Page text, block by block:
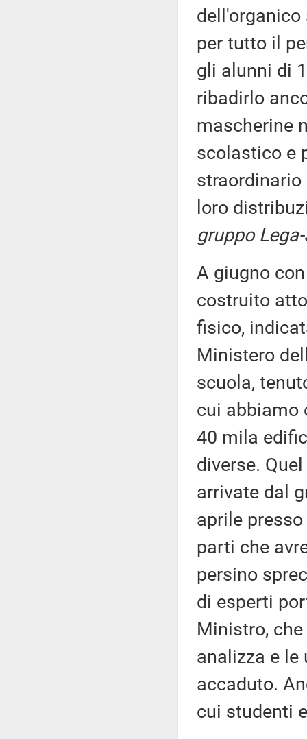
per tutto il
gli alunni di
ribadirlo
mascherine
scolastico e
straordinario
loro
gruppo
A giugno
costruito
fisico,
Ministero
scuola,
cui abbiamo
40 mila
diverse.
arrivate dal
aprile
parti che
persino
di esperti
Ministro,
analizza e le
accaduto.
cui studenti